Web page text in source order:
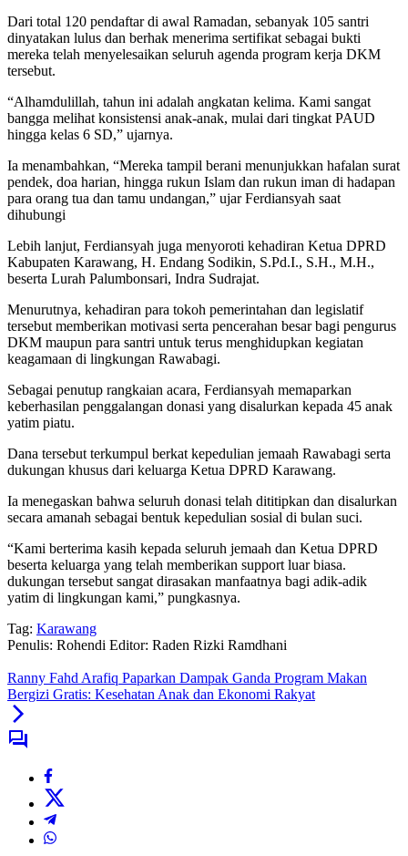
Dari total 120 pendaftar di awal Ramadan, sebanyak 105 santri
dinyatakan lulus dan berhak menerima sertifikat sebagai bukti
mereka telah menyelesaikan seluruh agenda program kerja DKM
tersebut.
“Alhamdulillah, tahun ini adalah angkatan kelima. Kami sangat
bangga melihat konsistensi anak-anak, mulai dari tingkat PAUD
hingga kelas 6 SD,” ujarnya.
Ia menambahkan, “Mereka tampil berani menunjukkan hafalan surat
pendek, doa harian, hingga rukun Islam dan rukun iman di hadapan
para orang tua dan tamu undangan,” ujar Ferdiansyah saat
dihubungi
Lebih lanjut, Ferdiansyah juga menyoroti kehadiran Ketua DPRD
Kabupaten Karawang, H. Endang Sodikin, S.Pd.I., S.H., M.H.,
beserta Lurah Palumbonsari, Indra Sudrajat.
Menurutnya, kehadiran para tokoh pemerintahan dan legislatif
tersebut memberikan motivasi serta pencerahan besar bagi pengurus
DKM maupun para santri untuk terus menghidupkan kegiatan
keagamaan di lingkungan Rawabagi.
Sebagai penutup rangkaian acara, Ferdiansyah memaparkan
keberhasilan penggalangan donasi yang disalurkan kepada 45 anak
yatim piatu.
Dana tersebut terkumpul berkat kepedulian jemaah Rawabagi serta
dukungan khusus dari keluarga Ketua DPRD Karawang.
Ia menegaskan bahwa seluruh donasi telah dititipkan dan disalurkan
secara amanah sebagai bentuk kepedulian sosial di bulan suci.
“Kami berterima kasih kepada seluruh jemaah dan Ketua DPRD
beserta keluarga yang telah memberikan support luar biasa.
dukungan tersebut sangat dirasakan manfaatnya bagi adik-adik
yatim di lingkungan kami,” pungkasnya.
Tag: Karawang
Penulis: Rohendi Editor: Raden Rizki Ramdhani
Ranny Fahd Arafiq Paparkan Dampak Ganda Program Makan
Bergizi Gratis: Kesehatan Anak dan Ekonomi Rakyat